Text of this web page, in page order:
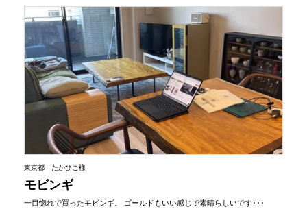
東京都 たかひこ様
モビンギ
一目惚れで買ったモビンギ。 ゴールドもいい感じで素晴らしいです･･･